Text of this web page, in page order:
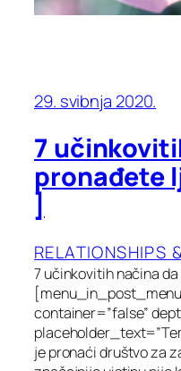
29. svibnja 2020.
7
pronađete
]
RELATIONSHIPS
7 učinkovitih načina
container=”false”
je pronaći društvo za